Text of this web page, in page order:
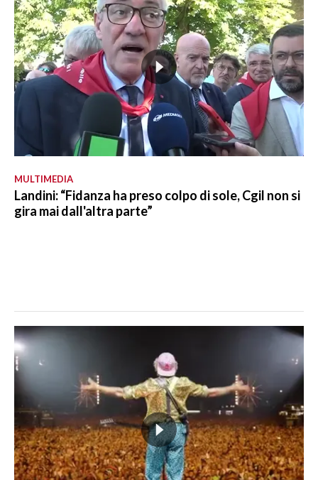
MULTIMEDIA
Landini: “Fidanza ha preso colpo di sole, Cgil non si
gira mai dall'altra parte”